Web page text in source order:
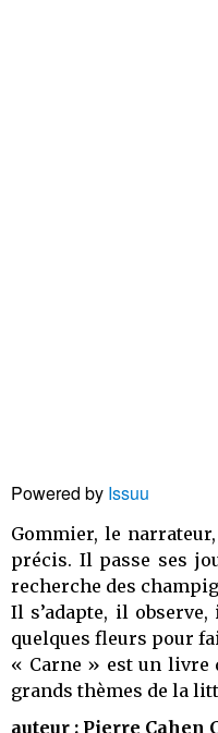
Powered by Issuu
Gommier, le
précis. Il passe ses
recherche des
Il s’adapte, il
quelques fleurs pour
« Carne » est un livre
grands thèmes de la
auteur : Pierre Cahen